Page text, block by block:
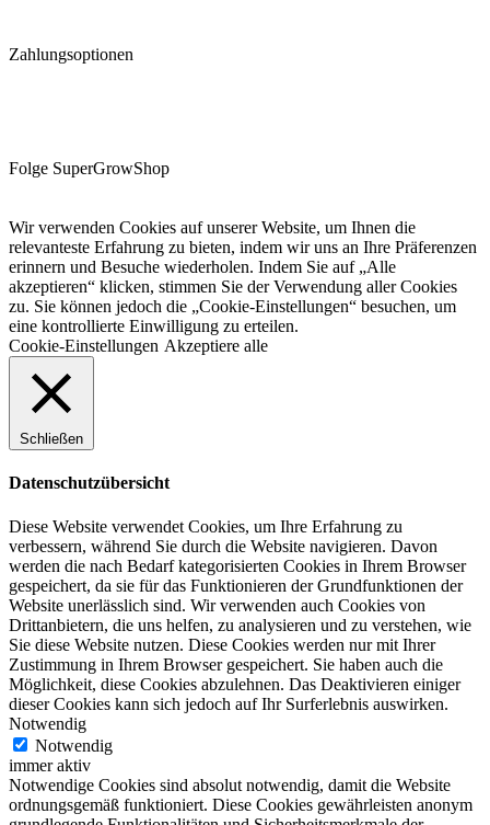
Zahlungsoptionen
Folge SuperGrowShop
Wir verwenden Cookies auf unserer Website, um Ihnen die
relevanteste Erfahrung zu bieten, indem wir uns an Ihre Präferenzen
erinnern und Besuche wiederholen. Indem Sie auf „Alle
akzeptieren“ klicken, stimmen Sie der Verwendung aller Cookies
zu. Sie können jedoch die „Cookie-Einstellungen“ besuchen, um
eine kontrollierte Einwilligung zu erteilen.
Cookie-Einstellungen Akzeptiere alle
Schließen
Datenschutzübersicht
Diese Website verwendet Cookies, um Ihre Erfahrung zu
verbessern, während Sie durch die Website navigieren. Davon
werden die nach Bedarf kategorisierten Cookies in Ihrem Browser
gespeichert, da sie für das Funktionieren der Grundfunktionen der
Website unerlässlich sind. Wir verwenden auch Cookies von
Drittanbietern, die uns helfen, zu analysieren und zu verstehen, wie
Sie diese Website nutzen. Diese Cookies werden nur mit Ihrer
Zustimmung in Ihrem Browser gespeichert. Sie haben auch die
Möglichkeit, diese Cookies abzulehnen. Das Deaktivieren einiger
dieser Cookies kann sich jedoch auf Ihr Surferlebnis auswirken.
Notwendig
Notwendig
immer aktiv
Notwendige Cookies sind absolut notwendig, damit die Website
ordnungsgemäß funktioniert. Diese Cookies gewährleisten anonym